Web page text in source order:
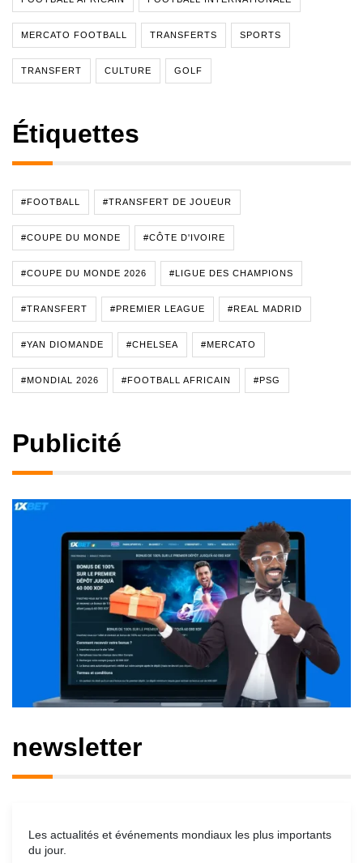
MERCATO FOOTBALL TRANSFERTS SPORTS
TRANSFERT CULTURE GOLF
Étiquettes
#FOOTBALL #TRANSFERT DE JOUEUR
#COUPE DU MONDE #CÔTE D'IVOIRE
#COUPE DU MONDE 2026 #LIGUE DES CHAMPIONS
#TRANSFERT #PREMIER LEAGUE #REAL MADRID
#YAN DIOMANDE #CHELSEA #MERCATO
#MONDIAL 2026 #FOOTBALL AFRICAIN #PSG
Publicité
newsletter
Les actualités et événements mondiaux les plus importants
du jour.